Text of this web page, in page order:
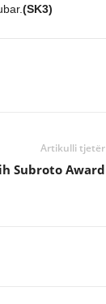
(SK3)
Artikulli tjetër
Subroto Award